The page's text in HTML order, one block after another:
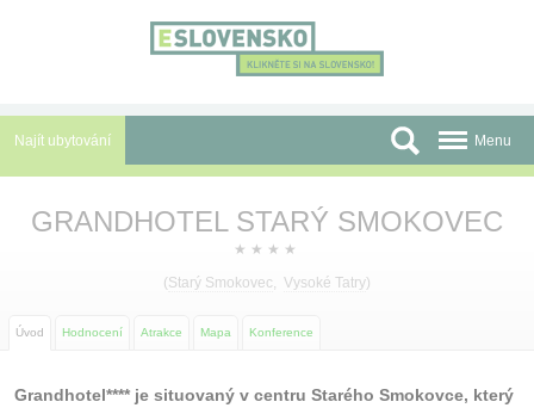
Najít ubytování
Před cestou
Menu
GRANDHOTEL STARÝ SMOKOVEC
★ ★ ★ ★
(Starý Smokovec, Vysoké Tatry)
Úvod Hodnocení Atrakce Mapa Konference
Grandhotel**** je situovaný v centru Starého Smokovce, který